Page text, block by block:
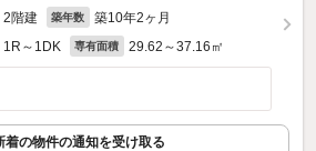
2階建 築年数 築10年2ヶ月
1R～1DK 専有面積 29.62～37.16㎡
着の物件の通知を受け取る